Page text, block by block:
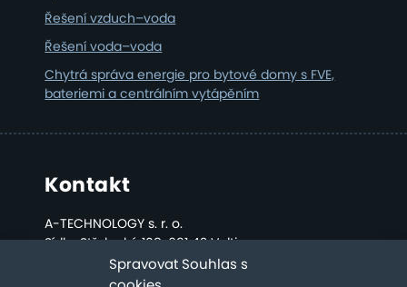
Spravovat Souhlas s
Řešení vzduch–voda
Řešení voda–voda
Chytrá správa energie pro bytové domy s FVE,
bateriemi a centrálním vytápěním
Kontakt
A-TECHNOLOGY s. r. o.
Sídlo: Střelecká 108, 691 42 Valtice
Kancelář a sklad: Bratislavská 2808, Břeclav